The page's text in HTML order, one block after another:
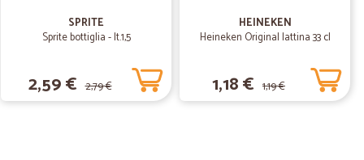
molto bene, per velocità e cortesia e teneri
SPRITE
Sprite bottiglia - lt.1,5
2,59 € 2,79 €
HEINEKEN
Heineken Original lattina 33 cl
1,18 € 1,19 €